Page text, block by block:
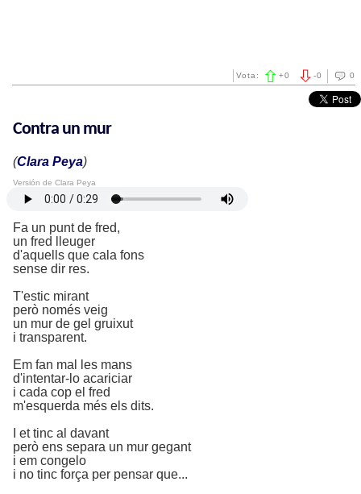
0
-0
Vota: +0
Contra un mur
(Clara Peya)
Versión de Clara Peya
Fa un punt de fred,
un fred lleuger
d'aquells que cala fons
sense dir res.
T'estic mirant
però només veig
un mur de gel gruixut
i transparent.
Em fan mal les mans
d'intentar-lo acariciar
i cada cop el fred
m'esquerda més els dits.
I et tinc al davant
però ens separa un mur gegant
i em congelo
i no tinc força per pensar que...